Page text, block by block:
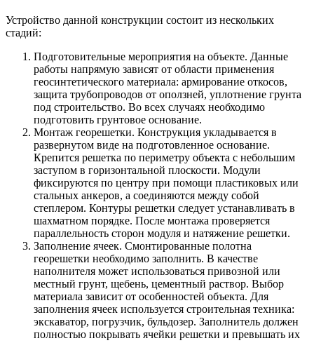
Устройство данной конструкции состоит из нескольких
стадий:
Подготовительные мероприятия на объекте. Данные
работы напрямую зависят от области применения
геосинтетического материала: армирование откосов,
защита трубопроводов от оползней, уплотнение грунта
под строительство. Во всех случаях необходимо
подготовить грунтовое основание.
Монтаж георешетки. Конструкция укладывается в
развернутом виде на подготовленное основание.
Крепится решетка по периметру объекта с небольшим
заступом в горизонтальной плоскости. Модули
фиксируются по центру при помощи пластиковых или
стальных анкеров, а соединяются между собой
степлером. Контуры решетки следует устанавливать в
шахматном порядке. После монтажа проверяется
параллельность сторон модуля и натяжение решетки.
Заполнение ячеек. Смонтированные полотна
георешетки необходимо заполнить. В качестве
наполнителя может использоваться привозной или
местный грунт, щебень, цементный раствор. Выбор
материала зависит от особенностей объекта. Для
заполнения ячеек используется строительная техника:
экскаватор, погрузчик, бульдозер. Заполнитель должен
полностью покрывать ячейки решетки и превышать их